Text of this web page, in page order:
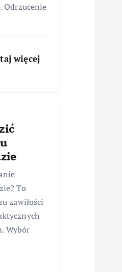
Odrzucenie
więcej
To
zawiłości
Wybór